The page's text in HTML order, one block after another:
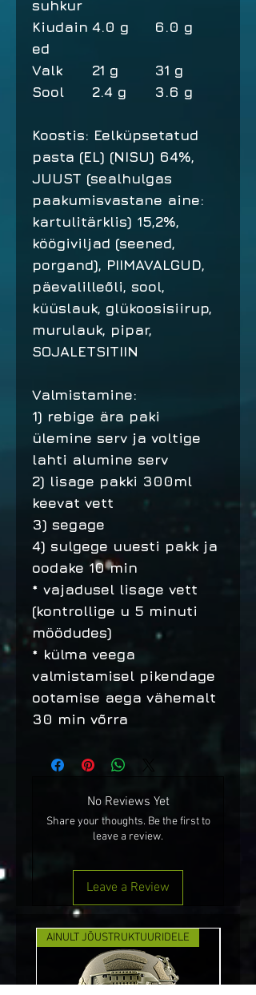
suhkur
Kiudain
ed
4.0 g 6.0 g
Valk 21 g
31 g
Sool
2.4 g 3.6 g
Koostis: Eelküpsetatud
pasta (EL) (NISU) 64%,
JUUST (sealhulgas
paakumisvastane aine:
kartulitärklis) 15,2%,
köögiviljad (seened,
porgand), PIIMAVALGUD,
päevalilleõli, sool,
küüslauk, glükoosisiirup,
murulauk, pipar,
SOJALETSITIIN
Valmistamine:
1) rebige ära paki
ülemine serv ja voltige
lahti alumine serv
2) lisage pakki 300ml
keevat vett
3) segage
4) sulgege uuesti pakk ja
oodake 10 min
* vajadusel lisage vett
(kontrollige u 5 minuti
möödudes)
* külma veega
valmistamisel pikendage
ootamise aega vähemalt
30 min võrra
No Reviews Yet
Share your thoughts. Be the first to
leave a review.
Leave a Review
AINULT JÕUSTRUKTUURIDELE